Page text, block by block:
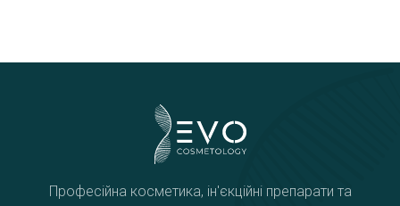
Професійна косметика, ін'єкційні препарати та